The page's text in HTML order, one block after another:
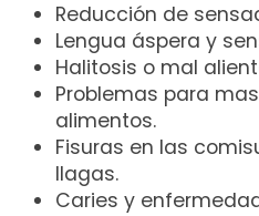
Reducción de
Lengua áspera y
Halitosis o mal
Problemas para
alimentos.
Fisuras en las
llagas.
Caries y